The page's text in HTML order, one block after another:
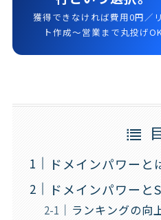
獲得できなければ費用0円／
ト作成〜営業まで丸投げOK
ドメインパワーと
ドメインパワーと
ランキングの向